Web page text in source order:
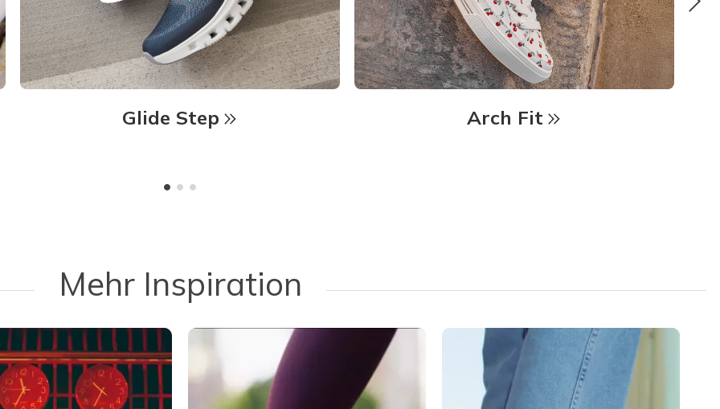
Glide Step Arch Fit
Mehr Inspiration